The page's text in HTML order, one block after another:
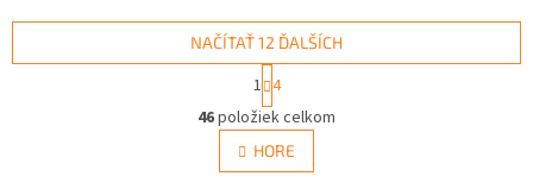
O
v
l
á
NAČÍTAŤ 12 ĎALŠÍCH
t
r
á
n
k
1 4
46položiek celkom
HORE